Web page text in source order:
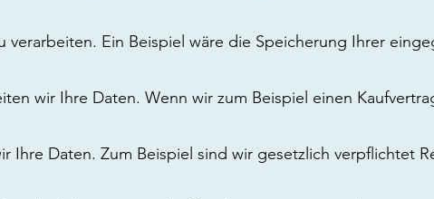
Ein Beispiel wäre die Speicherung Ihrer
wir Ihre Daten. Wenn wir zum Beispiel einen
Daten. Zum Beispiel sind wir gesetzlich verpflichtet